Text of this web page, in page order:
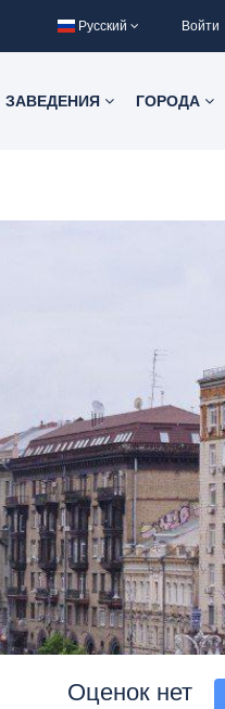
Русский Войти
ЗАВЕДЕНИЯ ГОРОДА
Оценок нет